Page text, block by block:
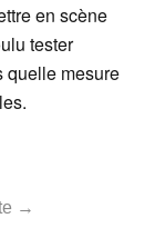
en scène
tester
quelle mesure
→